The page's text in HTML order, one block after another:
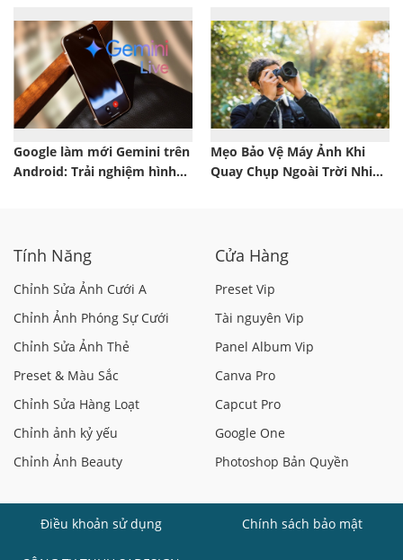
Google làm mới Gemini trên
Android: Trải nghiệm hình
Mẹo Bảo Vệ Máy Ảnh Khi
Quay Chụp Ngoài Trời Nhiệt
Tính Năng
Chỉnh Sửa Ảnh Cưới A
Chỉnh Ảnh Phóng Sự Cưới
Chỉnh Sửa Ảnh Thẻ
Preset & Màu Sắc
Chỉnh Sửa Hàng Loạt
Chỉnh ảnh kỷ yếu
Chỉnh Ảnh Beauty
Cửa Hàng
Preset Vip
Tài nguyên Vip
Panel Album Vip
Canva Pro
Capcut Pro
Google One
Photoshop Bản Quyền
Điều khoản sử dụng Chính sách bảo mật